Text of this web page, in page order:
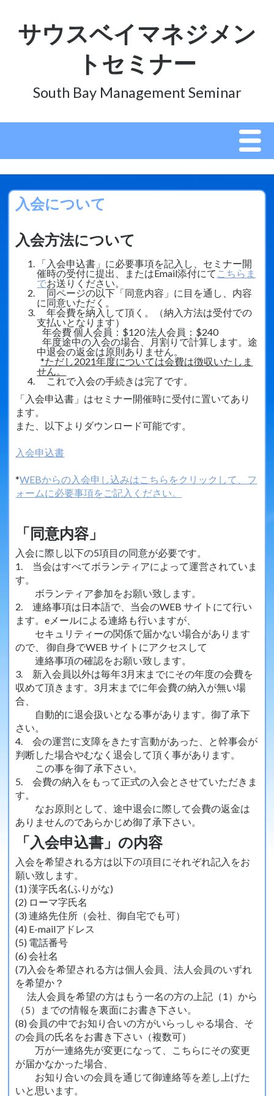
サウスベイマネジメン
トセミナー
South Bay Management Seminar
2026年7月セミナー申込
SBMSについて
入会について
過去のセミナー
動画
お問い合わせ
入会について
入会方法について
「入会申込書」に必要事項を記入し、セミナー開
催時の受付に提出、またはEmail添付にて こちらま
でお送りください。
同ページの以下「同意内容」に目を通し、内容
に同意いただく。
年会費を納入して頂く。（納入方法は受付での
支払いとなります）
年会費 個人会員：$120 法人会員：$240
年度途中の入会の場合、月割りで計算します。途
中退会の返金は原則ありません。
*ただし2021年度については会費は徴収いたしま
せん。
これで入会の手続きは完了です。
「入会申込書」はセミナー開催時に受付に置いてあり
ます。
また、以下よりダウンロード可能です。
入会申込書
*WEBからの入会申し込みはこちらをクリックして、フ
ォームに必要事項をご記入ください。
「同意内容」
入会に際し以下の5項目の同意が必要です。
1. 当会はすべてボランティアによって運営されていま
す。
ボランティア参加をお願い致します。
2. 連絡事項は日本語で、当会のWEB サイトにて行い
ます。eメールによる連絡も行いますが、
セキュリティーの関係で届かない場合があります
ので、 御自身でWEB サイトにアクセスして
連絡事項の確認をお願い致します。
3. 新入会員以外は毎年3月末までにその年度の会費を
収めて頂きます。3月末までに年会費の納入が無い場
合、
自動的に退会扱いとなる事があります。御了承下
さい。
4. 会の運営に支障をきたす言動があった、と幹事会が
判断した場合やむなく退会して頂く事があります。
この事を御了承下さい。
5. 会費の納入をもって正式の入会とさせていただきま
す。
なお原則として、途中退会に際して会費の返金は
ありませんのであらかじめ御了承下さい。
「入会申込書」の内容
入会を希望される方は以下の項目にそれぞれ記入をお
願い致します。
(1) 漢字氏名(ふりがな)
(2) ローマ字氏名
(3) 連絡先住所（会社、御自宅でも可）
(4) E-mailアドレス
(5) 電話番号
(6) 会社名
(7)入会を希望される方は個人会員、法人会員のいずれ
を希望か？
法人会員を希望の方はもう一名の方の上記（1）から
（5）までの情報を裏面にお書き下さい。
(8) 会員の中でお知り合いの方がいらっしゃる場合、そ
の会員の氏名をお書き下さい（複数可）
万が一連絡先が変更になって、こちらにその変更
が届かなかった場合、
お知り合いの会員を通じて御連絡等を差し上げた
いと思います。